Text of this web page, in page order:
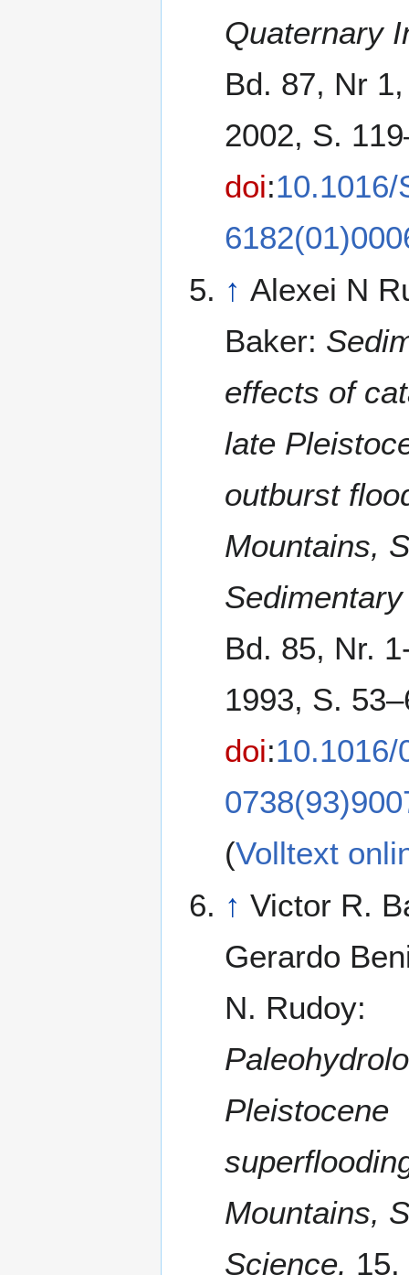
Quaternary
Bd. 87, Nr
2002, S.
doi:10.1016/
↑ Alexei N
Baker:
effects of
late
outburst
Mountains,
Bd. 85, Nr.
1993, S.
doi:10.1016/
(Volltext
↑ Victor R.
Gerardo
N. Rudoy:
Pleistocene
Mountains,
Science. 15.